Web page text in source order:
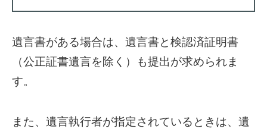
遺言書がある場合は、遺言書と検認済証明書
（公正証書遺言を除く）も提出が求められま
す。
また、遺言執行者が指定されているときは、遺